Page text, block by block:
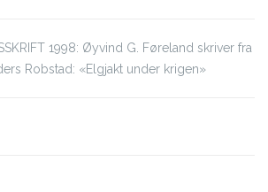
1998: Øyvind G. Føreland skriver fra
Robstad: «Elgjakt under krigen»